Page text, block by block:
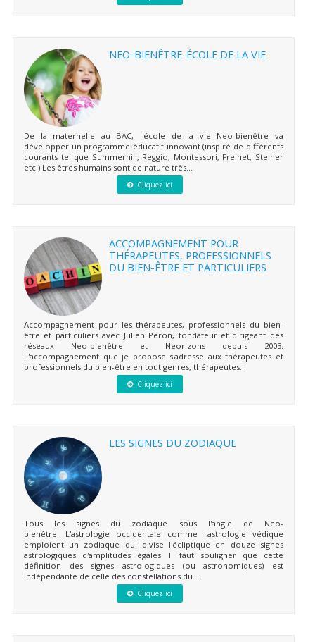
NEO-BIENÊTRE-ÉCOLE DE LA VIE
De la maternelle au BAC, l'école de la vie Neo-bienêtre va
développer un programme éducatif innovant (inspiré de différents
courants tel que Summerhill, Reggio, Montessori, Freinet, Steiner
etc.) Les êtres humains sont de nature très...
Cliquez ici
ACCOMPAGNEMENT POUR
THÉRAPEUTES, PROFESSIONNELS
DU BIEN-ÊTRE ET PARTICULIERS
Accompagnement pour les thérapeutes, professionnels du bien-
être et particuliers avec Julien Peron, fondateur et dirigeant des
réseaux Neo-bienêtre et Neorizons depuis 2003.
L'accompagnement que je propose s'adresse aux thérapeutes et
professionnels du bien-être en tout genres, thérapeutes...
Cliquez ici
LES SIGNES DU ZODIAQUE
Tous les signes du zodiaque sous l'angle de Neo-
bienêtre. L'astrologie occidentale comme l'astrologie védique
emploient un zodiaque qui divise l'écliptique en douze signes
astrologiques d'amplitudes égales. Il faut souligner que cette
définition des signes astrologiques (ou astronomiques) est
indépendante de celle des constellations du...
Cliquez ici